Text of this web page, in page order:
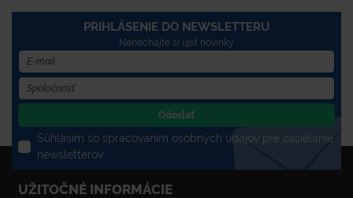
PRIHLÁSENIE DO NEWSLETTERU
Nenechajte si újsť novinky
Odoslať
Súhlasím so spracovaním osobných údajov pre zasielanie
newsletterov
UŽITOČNÉ INFORMÁCIE